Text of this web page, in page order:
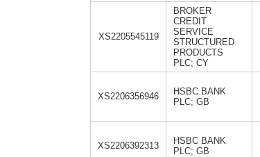
XS2205545119
BROKER
CREDIT
SERVICE
STRUCTURED
PRODUCTS
PLC; CY
XS2206356946
HSBC BANK
PLC; GB
XS2206392313
HSBC BANK
PLC; GB